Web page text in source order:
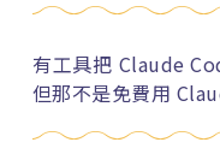
有工具把 Claude
但那不是免費用